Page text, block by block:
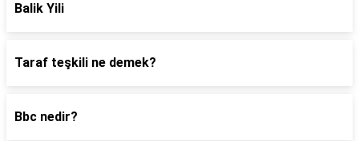
Balik Yili
Taraf teşkili ne demek?
Bbc nedir?